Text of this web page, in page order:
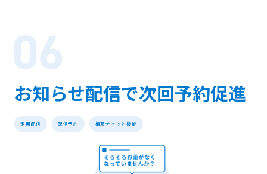
お知らせ配信で次回予約促進
定期配信 配信予約 相互チャット機能